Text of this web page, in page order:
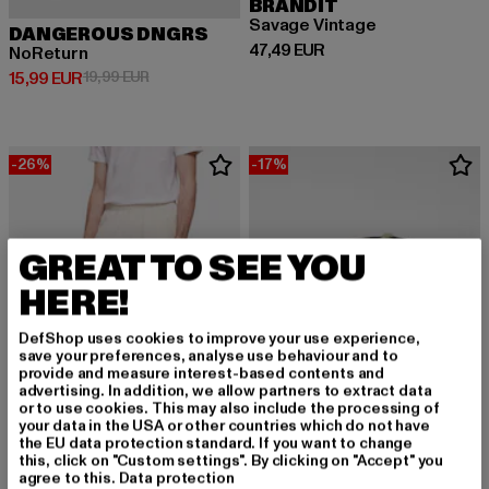
DANGEROUS DNGRS
NoReturn
15,99 EUR
Derzeitiger Preis: 15,99 EUR
19,99 EURAktionspreis: 19,99 EUR
BRANDIT
Savage Vintage
47,49 EUR
Derzeitiger Preis: 47,49 EUR
-26%
URBAN CLASSICS
-17%
DJINNS
GREAT TO SEE YOU
HERE!
DefShop uses cookies to improve your use experience,
save your preferences, analyse use behaviour and to
provide and measure interest-based contents and
advertising. In addition, we allow partners to extract data
or to use cookies. This may also include the processing of
your data in the USA or other countries which do not have
the EU data protection standard. If you want to change
this, click on "Custom settings". By clicking on "Accept" you
agree to this. Data protection